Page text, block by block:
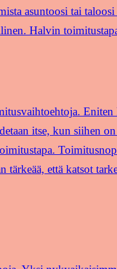
asuntoosi tai
Halvin
itse, kun siihen
että katsot